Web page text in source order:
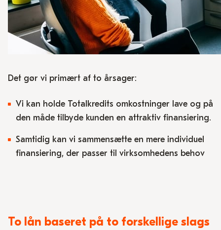
Det gør vi primært af to årsager:
Vi kan holde Totalkredits omkostninger lave og på
den måde tilbyde kunden en attraktiv finansiering.
Samtidig kan vi sammensætte en mere individuel
finansiering, der passer til virksomhedens behov
To lån baseret på to forskellige slags